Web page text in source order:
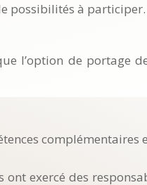
possibilités à participer.
l’option de portage
complémentaires
exercé des